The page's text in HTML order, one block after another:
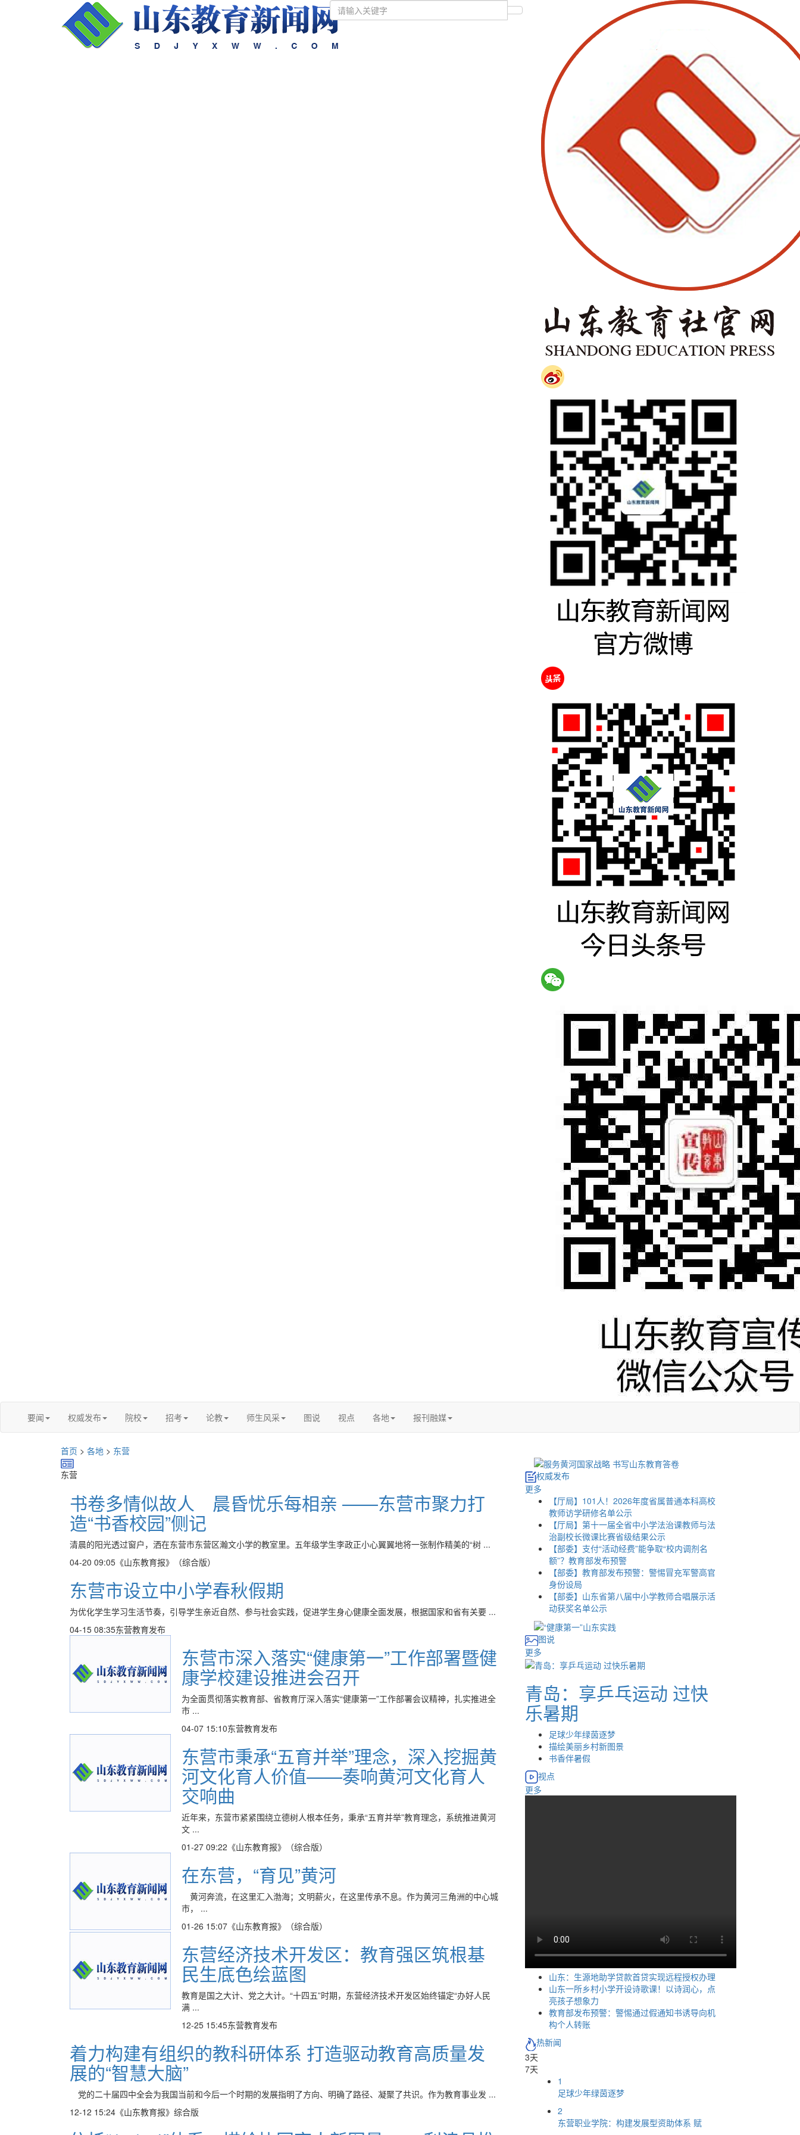
要闻 权威发布 院校 招考 论教 师生风采 图说 视点 各地 报刊融媒
首页 > 各地 > 东营
东营
书卷多情似故人 晨昏忧乐每相亲 ——东营市聚力打
造“书香校园”侧记
清晨的阳光透过窗户，洒在东营市东营区瀚文小学的教室里。五年级学生李政正小心翼翼地将一张制作精美的“树 ...
04-20 09:05 《山东教育报》（综合版）
东营市设立中小学春秋假期
为优化学生学习生活节奏，引导学生亲近自然、参与社会实践，促进学生身心健康全面发展，根据国家和省有关要 ...
04-15 08:35东营教育发布
东营市深入落实“健康第一”工作部署暨健
康学校建设推进会召开
为全面贯彻落实教育部、省教育厅深入落实“健康第一”工作部署会议精神，扎实推进全
市 ...
04-07 15:10东营教育发布
东营市秉承“五育并举”理念，深入挖掘黄
河文化育人价值——奏响黄河文化育人
交响曲
近年来，东营市紧紧围绕立德树人根本任务，秉承“五育并举”教育理念，系统推进黄河
文 ...
01-27 09:22 《山东教育报》（综合版）
在东营，“育见”黄河
黄河奔流，在这里汇入渤海；文明薪火，在这里传承不息。作为黄河三角洲的中心城
市， ...
01-26 15:07《山东教育报》（综合版）
东营经济技术开发区：教育强区筑根基
民生底色绘蓝图
教育是国之大计、党之大计。“十四五”时期，东营经济技术开发区始终锚定“办好人民
满 ...
12-25 15:45东营教育发布
着力构建有组织的教科研体系 打造驱动教育高质量发
展的“智慧大脑”
党的二十届四中全会为我国当前和今后一个时期的发展指明了方向、明确了路径、凝聚了共识。作为教育事业发 ...
12-12 15:24 《山东教育报》综合版
权威发布
更多
【厅局】101人！2026年度省属普通本科高校
教师访学研修名单公示
【厅局】第十一届全省中小学法治课教师与法
治副校长微课比赛省级结果公示
【部委】支付“活动经费”能争取“校内调剂名
额”？教育部发布预警
【部委】教育部发布预警：警惕冒充军警高官
身份设局
【部委】山东省第八届中小学教师合唱展示活
动获奖名单公示
图说
更多
青岛：享乒乓运动 过快
乐暑期
足球少年绿茵逐梦
描绘美丽乡村新图景
书香伴暑假
视点
更多
山东：生源地助学贷款首贷实现远程授权办理
山东一所乡村小学开设诗歌课！以诗润心，点
亮孩子想象力
教育部发布预警：警惕通过假通知书诱导向机
构个人转账
热新闻
3天
7天
1
足球少年绿茵逐梦
2
东营职业学院：构建发展型资助体系 赋